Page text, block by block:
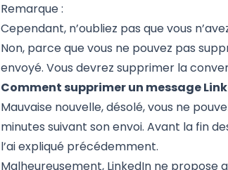
Remarque :
Cependant, n’oubliez pas que vous
Non, parce que vous ne pouvez pas
envoyé. Vous devrezsupprimer la
Comment supprimer un message
Mauvaise nouvelle, désolé, vous ne
minutes suivant son envoi. Avant la fin
l’ai expliqué précédemment.
Malheureusement, LinkedIn ne